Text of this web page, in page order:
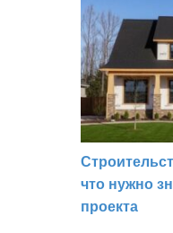
что нужно
проекта